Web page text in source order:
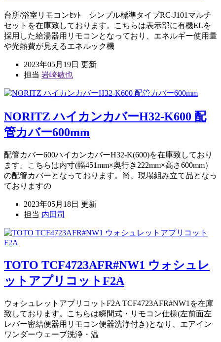
台所/浴室リモコンｾｯﾄ シンプル標準タイプRC-J101マルチ
セットを在庫致しております。こちらは表示部に有機ELを
採用した給湯器用リモコンとなっており、エネルギー使用量
や光熱費が見えるエネルック機
2023年05月19日 更新
担当 岩崎敏也
NORITZ ハイカンカバーH32-K600 配
管カバー600mm
配管カバー600ハイカンカバーH32-K(600)を在庫致しており
ます。こちらは内寸(幅451mm×奥行き222mm×高さ600mm）
の配管カバーとなっております。尚、現場組み立て品となっ
ておりますの
2023年05月18日 更新
担当 内田司
TOTO TCF4723AFR#NW1 ウォシュレ
ットアプリコットF2A
ウォシュレットアプリコットF2A TCF4723AFR#NW1を在庫
致しております。こちらは瞬間式・リモコン仕様(左前面左
レバー密結便器用リモコン便器洗浄付き)となり、エアイン
ワンダーウェーブ洗浄・温